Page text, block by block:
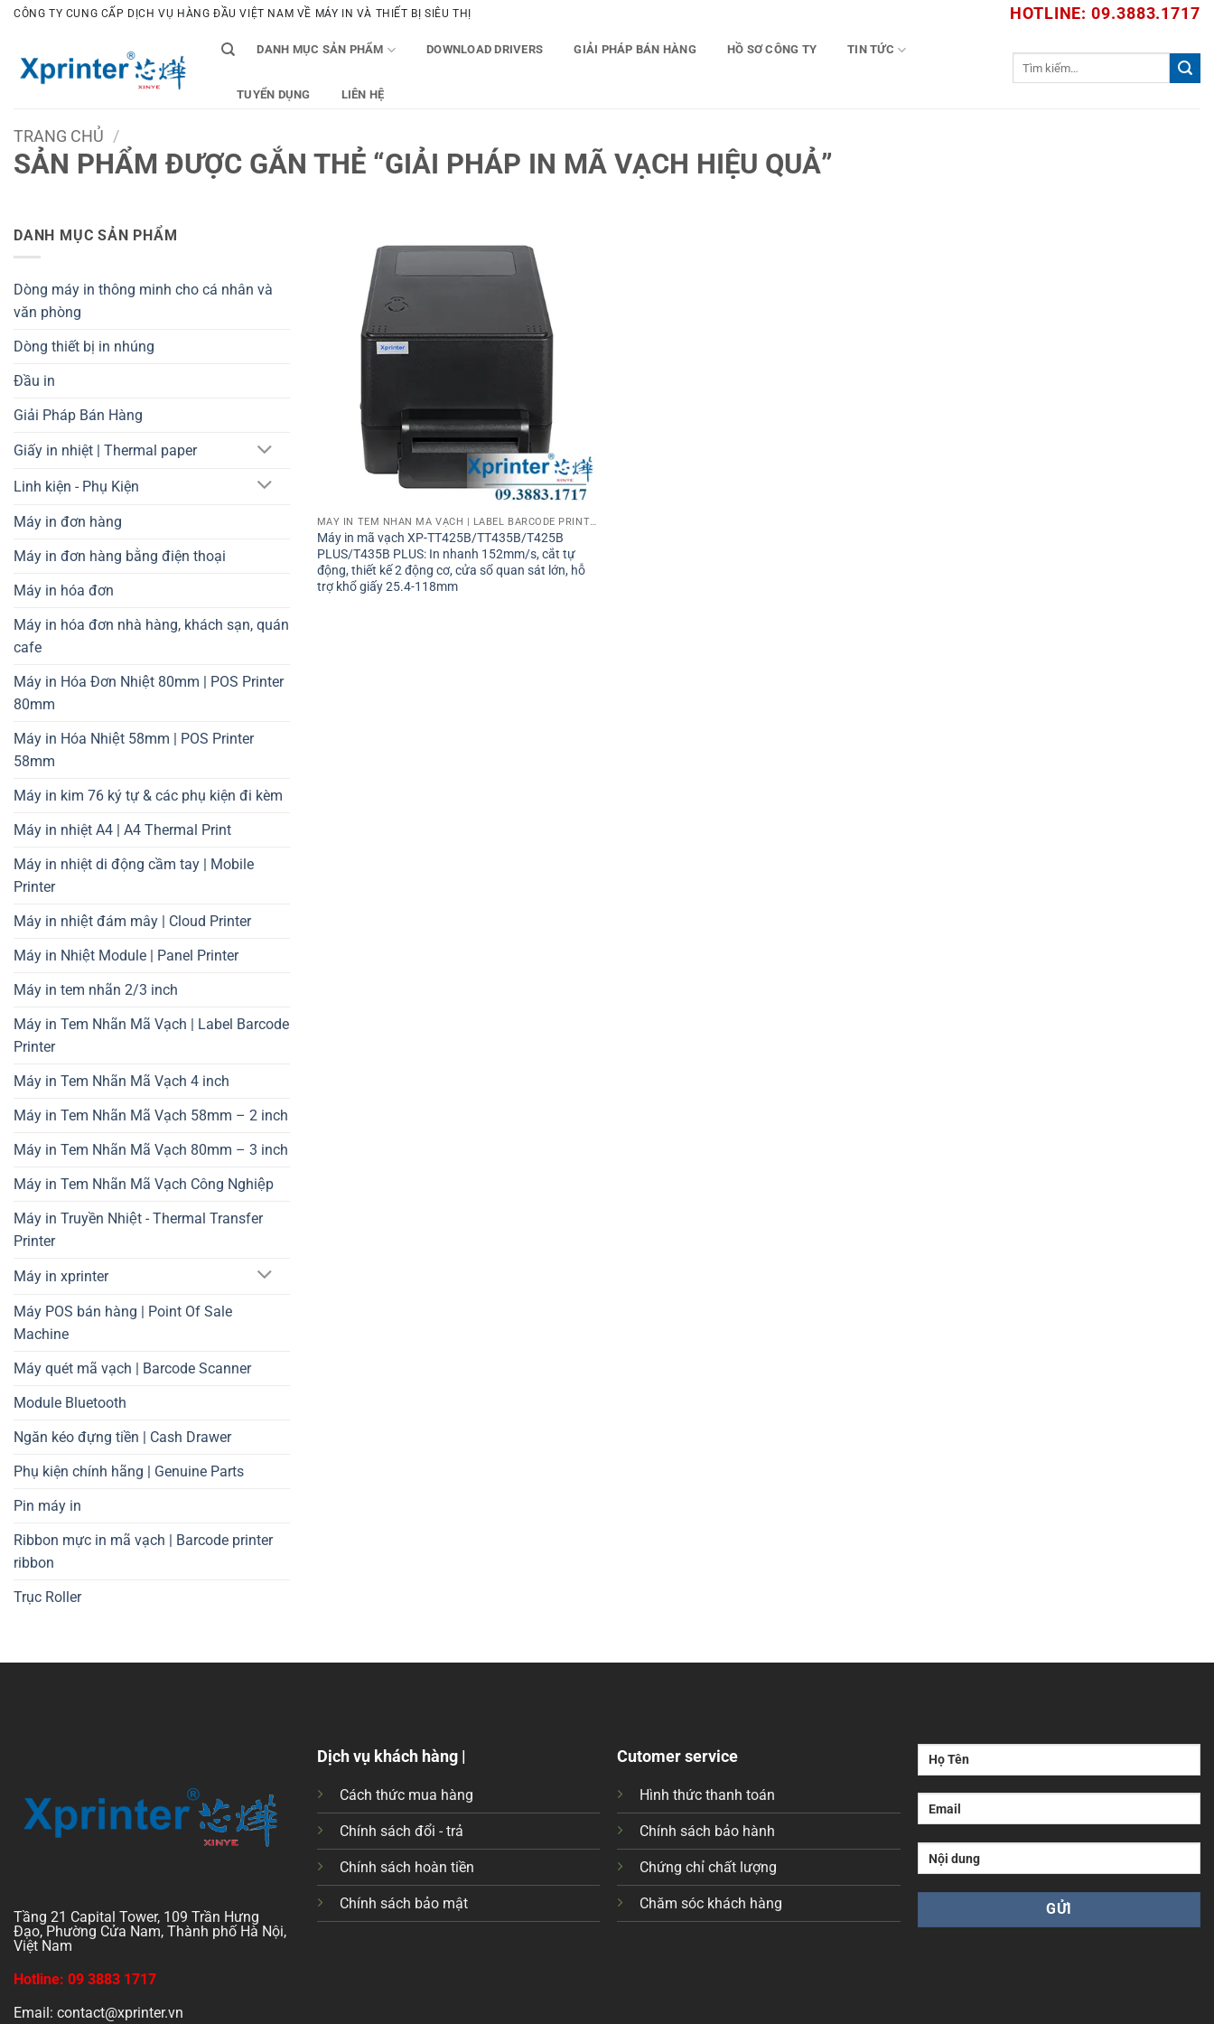
Bỏ
dung
CÔNG TY CUNG CẤP DỊCH VỤ HÀNG ĐẦU VIỆT NAM VỀ MÁY IN VÀ THIẾT BỊ SIÊU THỊ HOTLINE: 09.3883.1717
DANH MỤC SẢN PHẨM DOWNLOAD DRIVERS GIẢI PHÁP BÁN HÀNG HỒ SƠ CÔNG TY TIN TỨC
TUYỂN DỤNG LIÊN HỆ
TRANG CHỦ /
SẢN PHẨM ĐƯỢC GẮN THẺ “GIẢI PHÁP IN MÃ VẠCH HIỆU QUẢ”
DANH MỤC SẢN PHẨM
Dòng máy in thông minh cho cá nhân và
văn phòng
Dòng thiết bị in nhúng
Đầu in
Giải Pháp Bán Hàng
Giấy in nhiệt | Thermal paper
Linh kiện - Phụ Kiện
Máy in đơn hàng
Máy in đơn hàng bằng điện thoại
Máy in hóa đơn
Máy in hóa đơn nhà hàng, khách sạn, quán
cafe
Máy in Hóa Đơn Nhiệt 80mm | POS Printer
80mm
Máy in Hóa Nhiệt 58mm | POS Printer
58mm
Máy in kim 76 ký tự & các phụ kiện đi kèm
Máy in nhiệt A4 | A4 Thermal Print
Máy in nhiệt di động cầm tay | Mobile
Printer
Máy in nhiệt đám mây | Cloud Printer
Máy in Nhiệt Module | Panel Printer
Máy in tem nhãn 2/3 inch
Máy in Tem Nhãn Mã Vạch | Label Barcode
Printer
Máy in Tem Nhãn Mã Vạch 4 inch
Máy in Tem Nhãn Mã Vạch 58mm – 2 inch
Máy in Tem Nhãn Mã Vạch 80mm – 3 inch
Máy in Tem Nhãn Mã Vạch Công Nghiệp
Máy in Truyền Nhiệt - Thermal Transfer
Printer
Máy in xprinter
Máy POS bán hàng | Point Of Sale
Machine
Máy quét mã vạch | Barcode Scanner
Module Bluetooth
Ngăn kéo đựng tiền | Cash Drawer
Phụ kiện chính hãng | Genuine Parts
Pin máy in
Ribbon mực in mã vạch | Barcode printer
ribbon
Trục Roller
MÁY IN TEM NHÃN MÃ VẠCH | LABEL BARCODE PRINTER
Máy in mã vạch XP-TT425B/TT435B/T425B
PLUS/T435B PLUS: In nhanh 152mm/s, cắt tự
động, thiết kế 2 động cơ, cửa sổ quan sát lớn, hỗ
trợ khổ giấy 25.4-118mm
Tầng 21 Capital Tower, 109 Trần Hưng
Đạo, Phường Cửa Nam, Thành phố Hà Nội,
Việt Nam
Hotline: 09 3883 1717
Email: contact@xprinter.vn
Dịch vụ khách hàng |
Cách thức mua hàng
Chính sách đổi - trả
Chính sách hoàn tiền
Chính sách bảo mật
Cutomer service
Hình thức thanh toán
Chính sách bảo hành
Chứng chỉ chất lượng
Chăm sóc khách hàng